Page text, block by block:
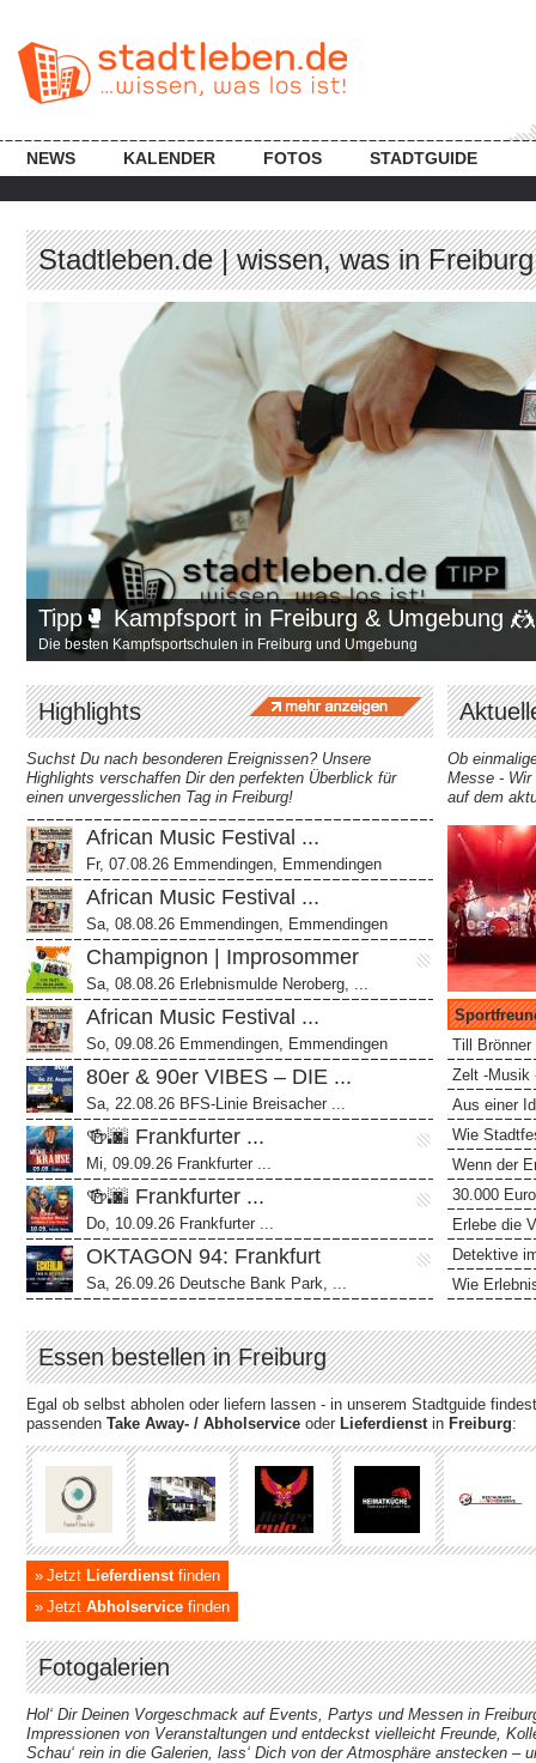
NEWS KALENDER FOTOS STADTGUIDE
Stadtleben.de | wissen, was in
Tipp🥊 Kampfsport in Freiburg & Umgebung 🤼
Die besten Kampfsportschulen in Freiburg und Umgebung
Highlights
Suchst Du nach besonderen Ereignissen? Unsere
Highlights verschaffen Dir den perfekten Überblick für
einen unvergesslichen Tag in Freiburg!
African Music Festival ...
Fr, 07.08.26 Emmendingen, Emmendingen
African Music Festival ...
Sa, 08.08.26 Emmendingen, Emmendingen
Champignon | Improsommer
Sa, 08.08.26 Erlebnismulde Neroberg, ...
African Music Festival ...
So, 09.08.26 Emmendingen, Emmendingen
80er & 90er VIBES – DIE ...
Sa, 22.08.26 BFS-Linie Breisacher ...
🍻🌆 Frankfurter ...
Mi, 09.09.26 Frankfurter ...
🍻🌆 Frankfurter ...
Do, 10.09.26 Frankfurter ...
OKTAGON 94: Frankfurt
Sa, 26.09.26 Deutsche Bank Park, ...
Ob
Messe - Wir
auf dem
Till
Zelt -Musik
Aus einer
Wie
Wenn der
30.000
Erlebe die
Detektive
Wie
Essen bestellen in Freiburg
Egal ob selbst abholen oder liefern lassen - in unserem Stadtguide
passenden Take Away- / Abholservice oder Lieferdienstin Freiburg:
Jetzt Lieferdienstfinden
Jetzt Abholservice finden
Fotogalerien
Hol‘ Dir Deinen Vorgeschmack auf Events, Partys und Messen in
Impressionen von Veranstaltungen und entdeckst vielleicht Freunde,
Schau‘ rein in die Galerien, lass‘ Dich von der Atmosphäre anstecken –